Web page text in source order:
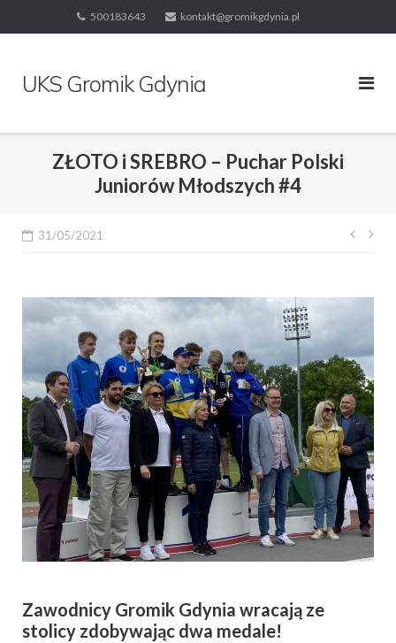
to
500183643 kontakt@gromikgdynia.pl
UKS Gromik Gdynia
ZŁOTO i SREBRO – Puchar Polski
Juniorów Młodszych #4
31/05/2021
Zawodnicy Gromik Gdynia wracają ze
stolicy zdobywając dwa medale!